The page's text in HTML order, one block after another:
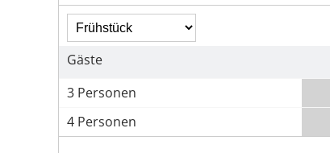
Gäste
3 Personen
4 Personen